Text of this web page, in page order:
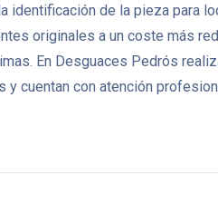
de la pieza para
originales a un coste más
En Desguaces Pedrós
cuentan con atención